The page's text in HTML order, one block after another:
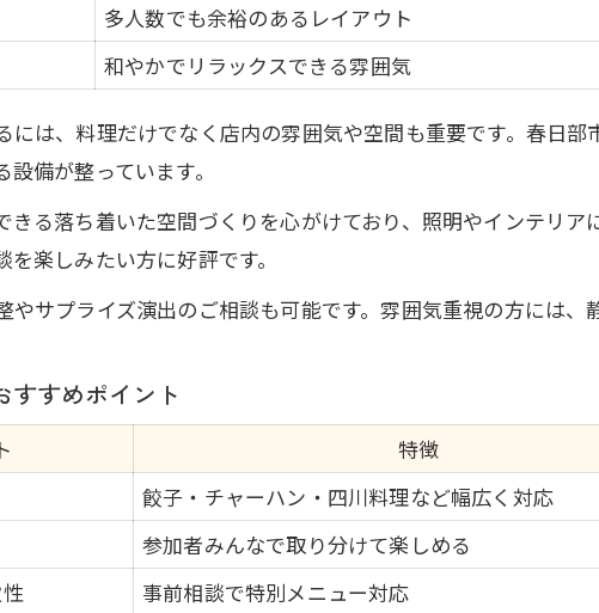
多人数でも余裕のあるレイアウト
和やかでリラックスできる雰囲気
には、料理だけでなく店内の雰囲気や空間も重要です。春日
備が整っています。
きる落ち着いた空間づくりを心がけており、照明やインテリ
楽しみたい方に好評です。
サプライズ演出のご相談も可能です。雰囲気重視の方には、
すすめポイント
特徴
餃子・チャーハン・四川料理など幅広く対応
参加者みんなで取り分けて楽しめる
事前相談で特別メニュー対応